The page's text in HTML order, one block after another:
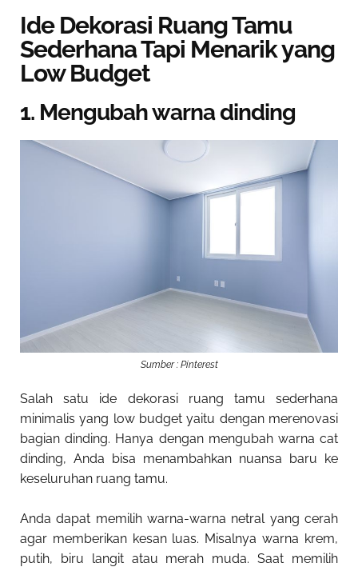
Ide Dekorasi Ruang Tamu
Sederhana Tapi Menarik yang
Low Budget
1. Mengubah warna dinding
Sumber : Pinterest
Salah satu ide dekorasi ruang tamu sederhana
minimalisyang low budget yaitu dengan merenovasi
bagian dinding. Hanya dengan mengubah warna cat
dinding, Anda bisa menambahkan nuansa baru ke
keseluruhan ruang tamu.
Anda dapat memilih warna-warna netral yang cerah
agar memberikan kesan luas. Misalnya warna krem,
putih, biru langit atau merah muda. Saat memilih